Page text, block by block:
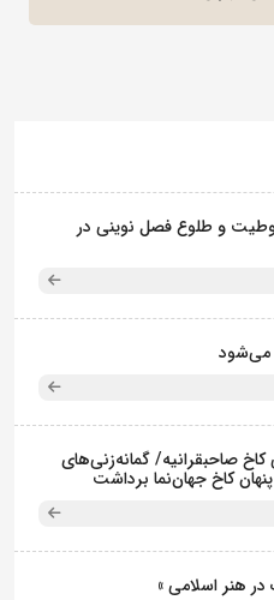
و طلوع فصل نوینی در
می‌شود
صاحبقرانیه/ گمانه‌زنی‌های
کاخ جهان‌نما برداشت
در هنر اسلامی »